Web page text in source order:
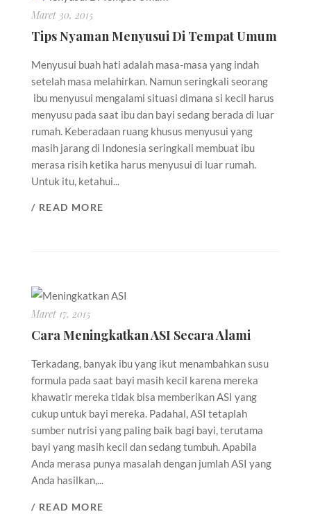
Maret 30, 2015
Tips Nyaman Menyusui Di Tempat Umum
Menyusui buah hati adalah masa-masa yang indah
setelah masa melahirkan. Namun seringkali seorang
ibu menyusui mengalami situasi dimana si kecil harus
menyusu pada saat ibu dan bayi sedang berada di luar
rumah. Keberadaan ruang khusus menyusui yang
masih jarang di Indonesia seringkali membuat ibu
merasa risih ketika harus menyusui di luar rumah.
Untuk itu, ketahui...
/ READ MORE
Maret 17, 2015
Cara Meningkatkan ASI Secara Alami
Terkadang, banyak ibu yang ikut menambahkan susu
formula pada saat bayi masih kecil karena mereka
khawatir mereka tidak bisa memberikan ASI yang
cukup untuk bayi mereka. Padahal, ASI tetaplah
sumber nutrisi yang paling baik bagi bayi, terutama
bayi yang masih kecil dan sedang tumbuh. Apabila
Anda merasa punya masalah dengan jumlah ASI yang
Anda hasilkan,...
/ READ MORE